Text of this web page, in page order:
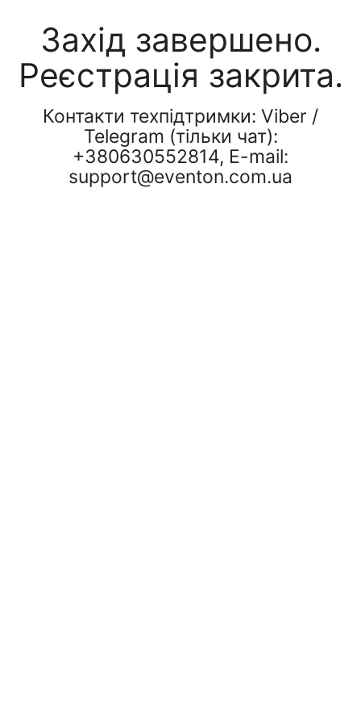
Захід завершено.
Реєстрація закрита.
Контакти техпідтримки: Viber /
Telegram (тільки чат):
+380630552814, E-mail:
support@eventon.com.ua